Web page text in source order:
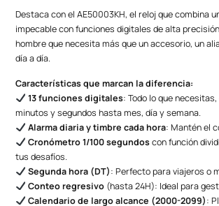
Destaca con el AE50003KH, el reloj que combina
impecable con funciones digitales de alta
hombre que necesita más que un accesorio, un
día a día.
Características que marcan la diferencia:
13 funciones digitales: Todo lo que
minutos y segundos hasta mes, día y semana.
Alarma diaria y timbre cada hora: Mantén el
Cronómetro 1/100 segundoscon función
tus desafíos.
Segunda hora (DT): Perfecto para viajeros o
Conteo regresivo(hasta 24H): Ideal para
Calendario de largo alcance (2000-2099):